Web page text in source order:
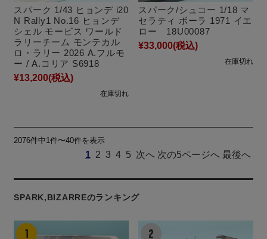
スパーク 1/43 ヒョンデ i20
N Rally1 No.16 ヒョンデ
シェル モービス ワールド
ラリーチーム モンテカル
ロ・ラリー 2026 A.フルモ
ー / A.コリア S6918
¥13,200(税込)
在庫切れ
スパーク/シュコー 1/18 マ
セラティ ボーラ 1971 イエ
ロー 18U00087
¥33,000(税込)
在庫切れ
2076件中1件〜40件を表示
1 2 3 4 5 次へ 次の5ページへ 最後へ
SPARK,BIZARREのランキング